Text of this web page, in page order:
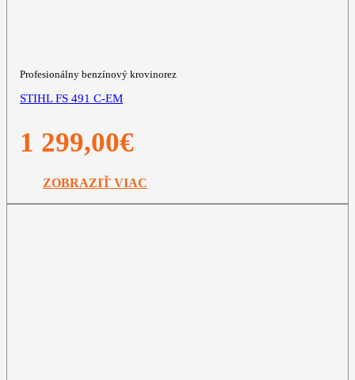
Profesionálny benzínový krovinorez
STIHL FS 491 C-EM
1 299,00€
ZOBRAZIŤ VIAC